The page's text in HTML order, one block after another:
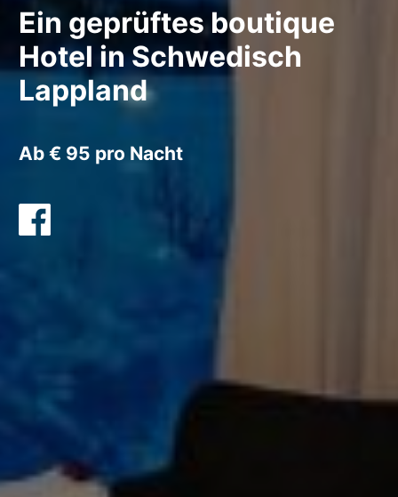
Ein geprüftes boutique
Hotel in Schwedisch
Lappland
Ab € 95 pro Nacht